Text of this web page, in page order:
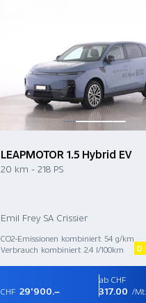
LEAPMOTOR 1.5 Hybrid EV
20 km - 218 PS
Emil Frey SA Crissier
CO2-Emissionen kombiniert 54 g/km
Verbrauch kombiniert 2.4 l/100km
D
CHF 29'900.–
ab CHF
317.00 /Mt.